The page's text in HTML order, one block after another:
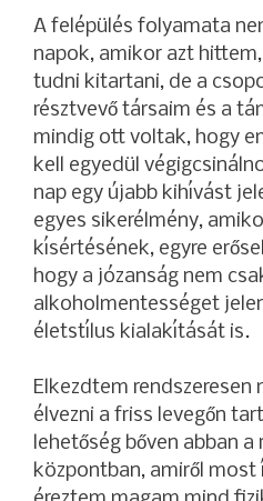
A felépülés folyamata
napok, amikor azt
tudni kitartani, de a
résztvevő társaim és a
mindig ott voltak, hogy
kell egyedül
nap egy újabb kihívást
egyes sikerélmény,
kísértésének, egyre
hogy a józanság nem
alkoholmentességet
életstílus kialakítását is.
Elkezdtem
élvezni a friss levegőn
lehetőség bőven abban a
központban, amiről most